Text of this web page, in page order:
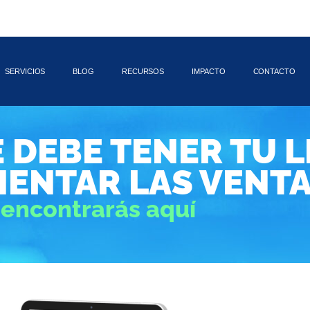
SERVICIOS BLOG RECURSOS IMPACTO CONTACTO
DEBE TENER TU
LAS
aquí